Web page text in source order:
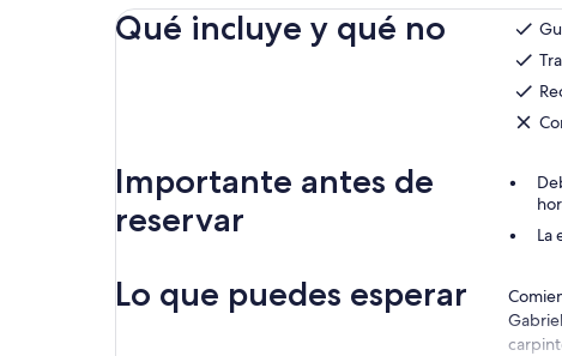
Qué incluye y qué no
Importante antes de
reservar
La
Lo que puedes esperar